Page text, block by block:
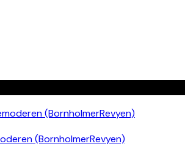
(BornholmerRevyen)